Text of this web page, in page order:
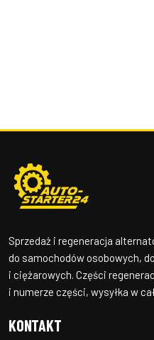
Sprzedaż i regeneracja
do samochodów osobowych,
i ciężarowych. Części
i numerze części, wysyłka w
KONTAKT